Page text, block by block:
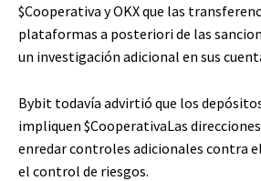
$Cooperativa y OKX que las
plataformas a posteriori de las
un investigación adicional en sus
Bybit todavía advirtió que los
impliquen $CooperativaLas
enredar controles adicionales contra
el control de riesgos.